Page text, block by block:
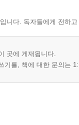
니다. 독자들에게 전하
곳에 게재됩니다.
기를, 책에 대한 문의는